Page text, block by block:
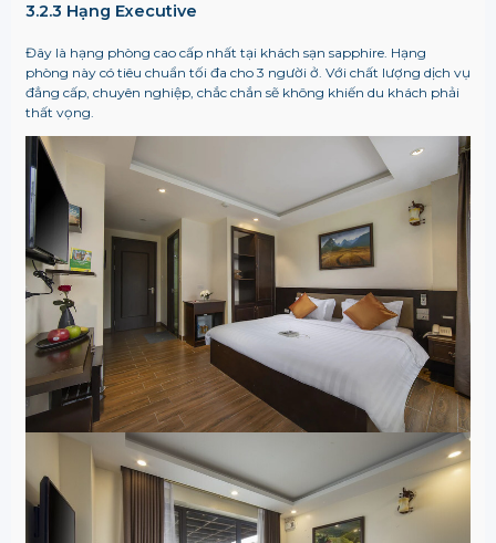
3.2.3 Hạng Executive
Đây là hạng phòng cao cấp nhất tại khách sạn sapphire. Hạng
phòng này có tiêu chuẩn tối đa cho 3 người ở. Với chất lượng dịch vụ
đẳng cấp, chuyên nghiệp, chắc chắn sẽ không khiến du khách phải
thất vọng.